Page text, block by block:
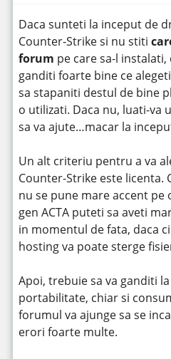
Daca sunteti la inceput de
Counter-Strike si nu stiti
forum pe care sa-l
ganditi foarte bine ce
sa stapaniti destul de bine
o utilizati. Daca nu, luati-va
sa va ajute…macar la
Un alt criteriu pentru a va
Counter-Strike este licenta.
nu se pune mare accent pe
gen ACTA puteti sa aveti
in momentul de fata, daca
hosting va poate sterge
Apoi, trebuie sa va ganditi
portabilitate, chiar si
forumul va ajunge sa se
erori foarte multe.